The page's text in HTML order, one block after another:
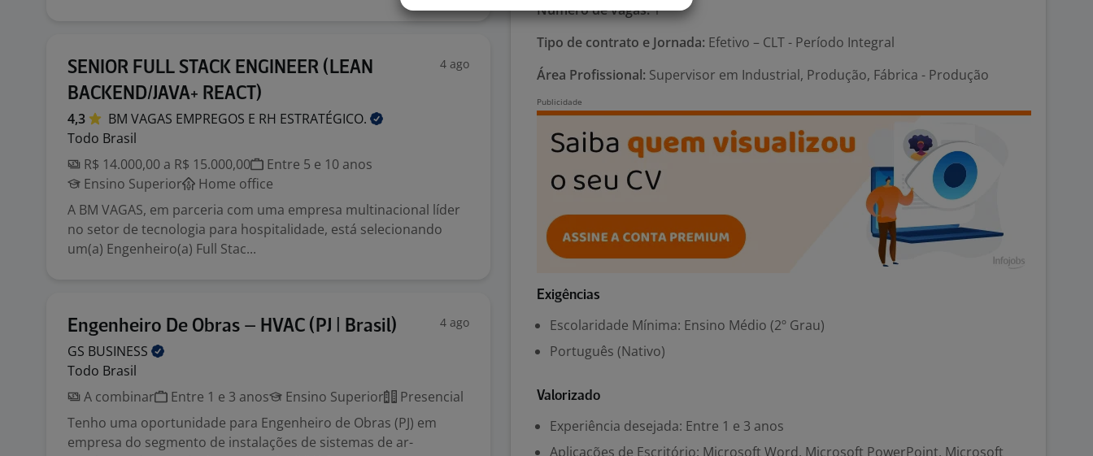
SENIOR FULL STACK ENGINEER (LEAN
BACKEND/JAVA+ REACT)
4 ago
4,3 BM VAGAS EMPREGOS E RH ESTRATÉGICO.
Todo Brasil
R$ 14.000,00 a R$ 15.000,00
Entre 5 e 10 anos
Ensino Superior
Home office
A BM VAGAS, em parceria com uma empresa multinacional líder
no setor de tecnologia para hospitalidade, está selecionando
um(a) Engenheiro(a) Full Stac...
Engenheiro De Obras – HVAC (PJ | Brasil) 4 ago
GS BUSINESS
Todo Brasil
A combinar
Entre 1 e 3 anos Ensino Superior
Presencial
Tenho uma oportunidade para Engenheiro de Obras (PJ) em
empresa do segmento de instalações de sistemas de ar-
Número de vagas:1
Tipo de contrato e Jornada: Efetivo – CLT - Período Integral
Área Profissional: Supervisor em Industrial, Produção, Fábrica - Produção
Exigências
Escolaridade Mínima: Ensino Médio (2º Grau)
Português (Nativo)
Valorizado
Experiência desejada: Entre 1 e 3 anos
Aplicações de Escritório: Microsoft Word, Microsoft PowerPoint, Microsoft